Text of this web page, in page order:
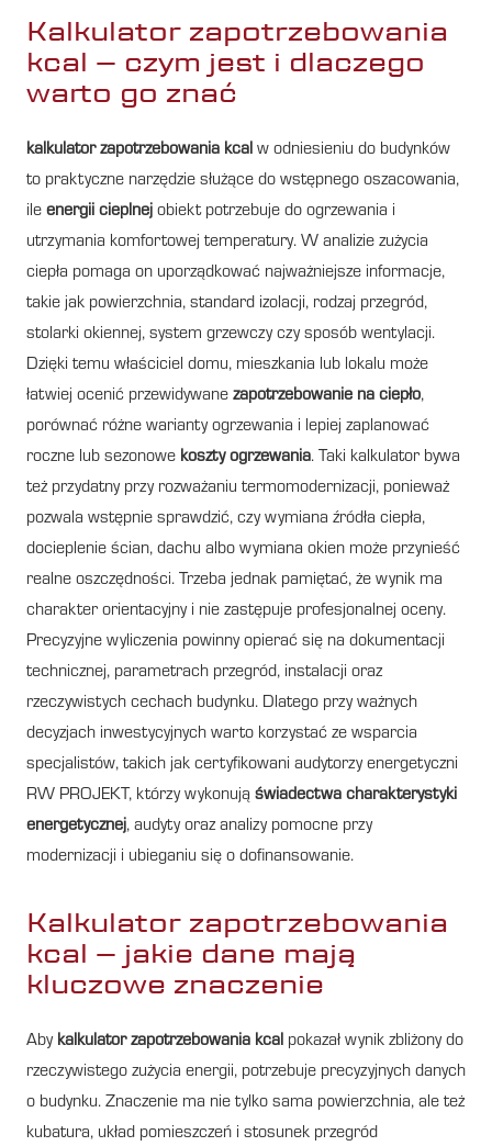
Kalkulator zapotrzebowania
kcal – czym jest i dlaczego
warto go znać
kalkulator zapotrzebowania kcal w odniesieniu do budynków
to praktyczne narzędzie służące do wstępnego oszacowania,
ile energii cieplnej obiekt potrzebuje do ogrzewania i
utrzymania komfortowej temperatury. W analizie zużycia
ciepła pomaga on uporządkować najważniejsze informacje,
takie jak powierzchnia, standard izolacji, rodzaj przegród,
stolarki okiennej, system grzewczy czy sposób wentylacji.
Dzięki temu właściciel domu, mieszkania lub lokalu może
łatwiej ocenić przewidywane zapotrzebowanie na ciepło,
porównać różne warianty ogrzewania i lepiej zaplanować
roczne lub sezonowe koszty ogrzewania. Taki kalkulator bywa
też przydatny przy rozważaniu termomodernizacji, ponieważ
pozwala wstępnie sprawdzić, czy wymiana źródła ciepła,
docieplenie ścian, dachu albo wymiana okien może przynieść
realne oszczędności. Trzeba jednak pamiętać, że wynik ma
charakter orientacyjny i nie zastępuje profesjonalnej oceny.
Precyzyjne wyliczenia powinny opierać się na dokumentacji
technicznej, parametrach przegród, instalacji oraz
rzeczywistych cechach budynku. Dlatego przy ważnych
decyzjach inwestycyjnych warto korzystać ze wsparcia
specjalistów, takich jak certyfikowani audytorzy energetyczni
RW PROJEKT, którzy wykonują świadectwa charakterystyki
energetycznej, audyty oraz analizy pomocne przy
modernizacji i ubieganiu się o dofinansowanie.
Kalkulator zapotrzebowania
kcal – jakie dane mają
kluczowe znaczenie
Aby kalkulator zapotrzebowania kcal pokazał wynik zbliżony do
rzeczywistego zużycia energii, potrzebuje precyzyjnych danych
o budynku. Znaczenie ma nie tylko sama powierzchnia, ale też
kubatura, układ pomieszczeń i stosunek przegród